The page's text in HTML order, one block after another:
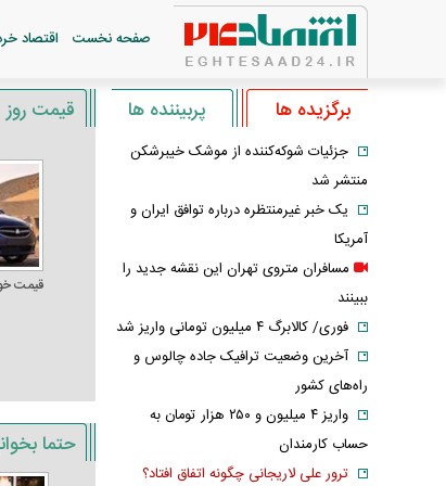
صفحه نخست اقتصاد
قیمت روز
قیمت
حتما
برگزیده ها پربیننده ها
جزئیات شوکه‌کننده از موشک خیبرشکن
منتشر شد
یک خبر غیرمنتظره درباره توافق ایران و
آمریکا
مسافران متروی تهران این نقشه جدید را
ببینند
فوری/ کالابرگ ۴ میلیون تومانی واریز شد
آخرین وضعیت ترافیک جاده چالوس و
راه‌های کشور
واریز ۴ میلیون و ۲۵۰ هزار تومان به
حساب کارمندان
ترور علی لاریجانی چگونه اتفاق افتاد؟